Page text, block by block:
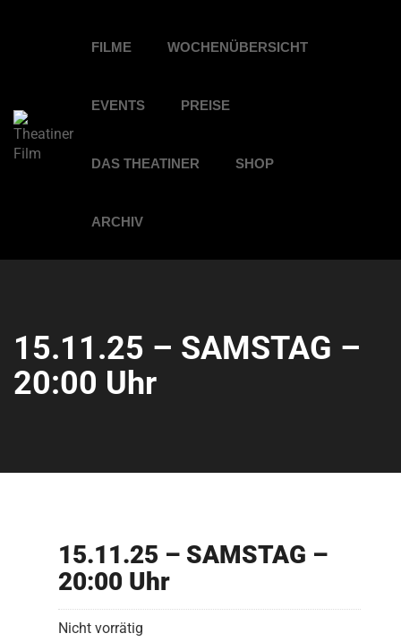
FILME WOCHENÜBERSICHT
EVENTS PREISE
DAS THEATINER SHOP
ARCHIV
15.11.25 – SAMSTAG –
20:00 Uhr
15.11.25 – SAMSTAG –
20:00 Uhr
Nicht vorrätig